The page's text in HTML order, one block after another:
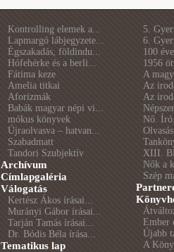
Kontrolling elemek a...
Lapmargó lábjegyzete...
Égszakadás, földindu...
Hófehérke és a berli...
Fátima keze
Amelia titkai
Aforizmák
Babák magyar népi vi...
mókus könyvek
Újraolvasva – hatvan...
Szabadmatt
Tandori Szubjektív
Archívum
Címlapgaléria
Válogatás
Kertész Ákos írásai...
Murányi Gábor írásai...
Tarján Tamás írásai...
Dr. Bódis Béla írása...
Tematikus lap
5.
6.
100
1956
A
Az
Az
Nő.
XIII.
Nők a
Szép
Ember
Újabb
A